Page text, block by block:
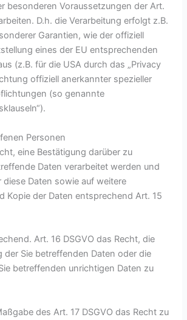
besonderen Voraussetzungen der Art.
D.h. die Verarbeitung erfolgt z.B.
Garantien, wie der offiziell
eines der EU entsprechenden
(z.B. für die USA durch das „Privacy
offiziell anerkannter spezieller
(so genannte
Personen
eine Bestätigung darüber zu
Daten verarbeitet werden und
Daten sowie auf weitere
Kopie der Daten entsprechend Art. 15
Art. 16 DSGVO das Recht, die
der Sie betreffenden Daten oder die
betreffenden unrichtigen Daten zu
des Art. 17 DSGVO das Recht zu